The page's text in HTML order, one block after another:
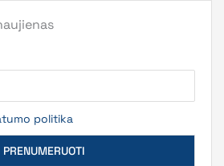
politika